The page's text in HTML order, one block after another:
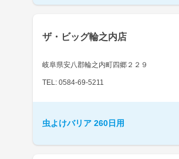
ザ・ビッグ輪之内店
岐阜県安八郡輪之内町四郷２２９
TEL: 0584-69-5211
虫よけバリア 260日用